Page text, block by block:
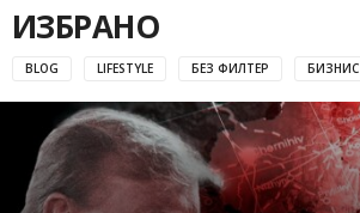
ИЗБРАНО
BLOG LIFESTYLE БЕЗ ФИЛТЕР БИЗНИС